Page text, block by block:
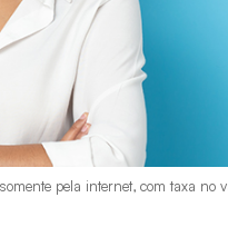
pela internet, com taxa no